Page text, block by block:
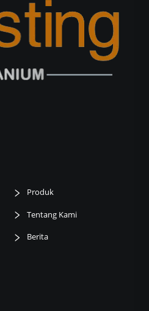
Produk
Tentang Kami
Berita